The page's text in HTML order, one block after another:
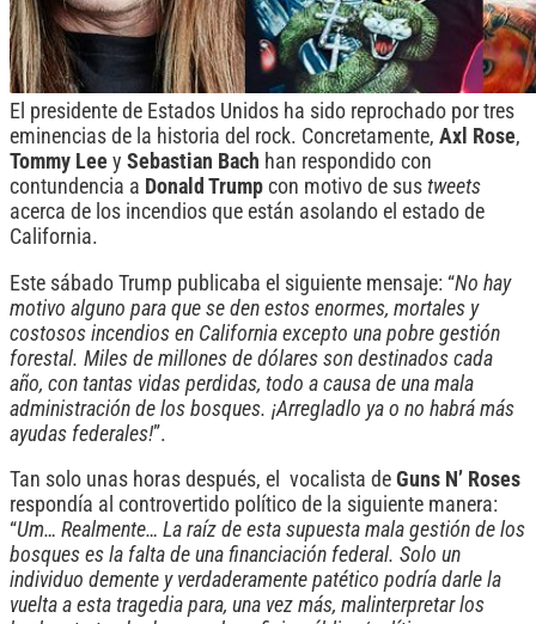
El presidente de Estados Unidos ha sido reprochado por tres
eminencias de la historia del rock. Concretamente, Axl Rose,
Tommy Lee y Sebastian Bach han respondido con
contundencia a Donald Trump con motivo de sus tweets
acerca de los incendios que están asolando el estado de
California.
Este sábado Trump publicaba el siguiente mensaje: “No hay
motivo alguno para que se den estos enormes, mortales y
costosos incendios en California excepto una pobre gestión
forestal. Miles de millones de dólares son destinados cada
año, con tantas vidas perdidas, todo a causa de una mala
administración de los bosques. ¡Arregladlo ya o no habrá más
ayudas federales!”.
Tan solo unas horas después, el vocalista de Guns N’ Roses
respondía al controvertido político de la siguiente manera:
“Um… Realmente… La raíz de esta supuesta mala gestión de los
bosques es la falta de una financiación federal. Solo un
individuo demente y verdaderamente patético podría darle la
vuelta a esta tragedia para, una vez más, malinterpretar los